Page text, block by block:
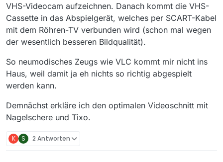
VHS-Videocam aufzeichnen. Danach kommt die VHS-
Cassette in das Abspielgerät, welches per SCART-Kabel
mit dem Röhren-TV verbunden wird (schon mal wegen
der wesentlich besseren Bildqualität).
So neumodisches Zeugs wie VLC kommt mir nicht ins
Haus, weil damit ja eh nichts so richtig abgespielt
werden kann.
Demnächst erkläre ich den optimalen Videoschnitt mit
Nagelschere und Tixo.
K S 2 Antworten